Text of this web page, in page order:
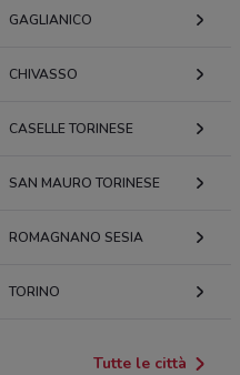
GAGLIANICO
CHIVASSO
CASELLE TORINESE
SAN MAURO TORINESE
ROMAGNANO SESIA
TORINO
Tutte le città